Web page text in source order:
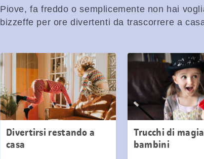
Piove, fa freddo o semplicemente non hai
bizzeffe per ore divertenti da trascorrere a
Divertirsi restando a
casa
Trucchi di
bambini